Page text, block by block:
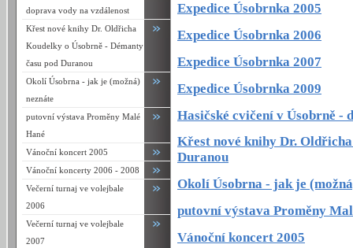
Expedice Úsobrnka 2005
Expedice Úsobrnka 2006
Expedice Úsobrnka 2007
Expedice Úsobrnka 2009
Hasičské cvičení v Úsobrně -
Křest nové knihy Dr.
Duranou
Okolí Úsobrna - jak je
putovní výstava Proměny
Vánoční koncert 2005
doprava vody na vzdálenost
Křest nové knihy Dr. Oldřicha
Koudelky o Úsobrně - Démanty
času pod Duranou
Okolí Úsobrna - jak je (možná)
neznáte
putovní výstava Proměny Malé
Hané
Vánoční koncert 2005
Vánoční koncerty 2006 - 2008
Večerní turnaj ve volejbale
2006
Večerní turnaj ve volejbale
2007